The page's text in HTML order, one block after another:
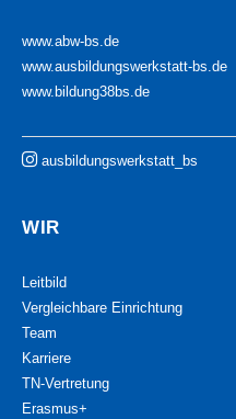
www.abw-bs.de
www.ausbildungswerkstatt-bs.de
www.bildung38bs.de
ausbildungswerkstatt_bs
WIR
Leitbild
Vergleichbare Einrichtung
Team
Karriere
TN-Vertretung
Erasmus+